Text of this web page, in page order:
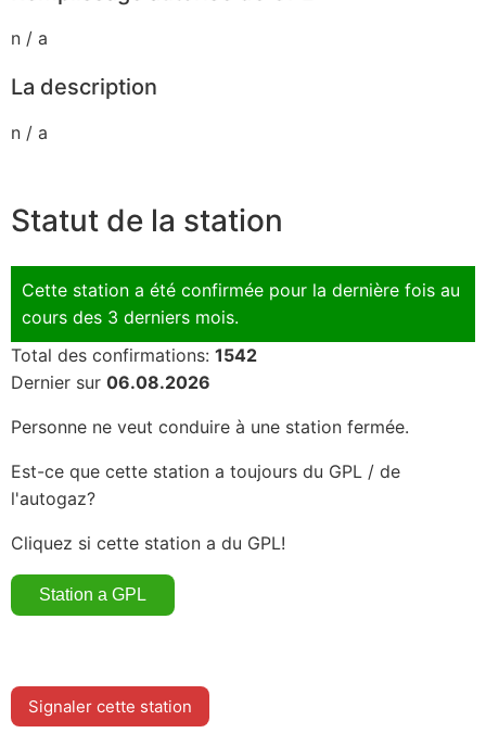
n / a
La description
n / a
Statut de la station
Cette station a été confirmée pour la dernière fois au
cours des 3 derniers mois.
Total des confirmations: 1542
Dernier sur 06.08.2026
Personne ne veut conduire à une station fermée.
Est-ce que cette station a toujours du GPL / de
l'autogaz?
Cliquez si cette station a du GPL!
Signaler cette station